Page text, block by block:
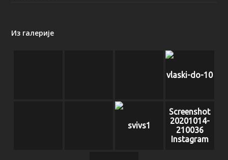
Из галерије
vlaski-do-10
svivs1
Screenshot
20201014-
210036
Instagram